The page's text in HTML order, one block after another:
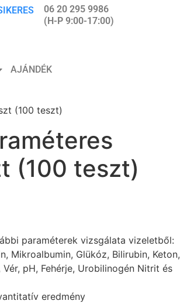
06 20 295 9986
(H-P 9:00-17:00)
AJÁNDÉK
(100 teszt)
(100 teszt)
paraméterek vizsgálata vizeletből:
Mikroalbumin, Glükóz, Bilirubin, Keton,
pH, Fehérje, Urobilinogén Nitrit és
eredmény